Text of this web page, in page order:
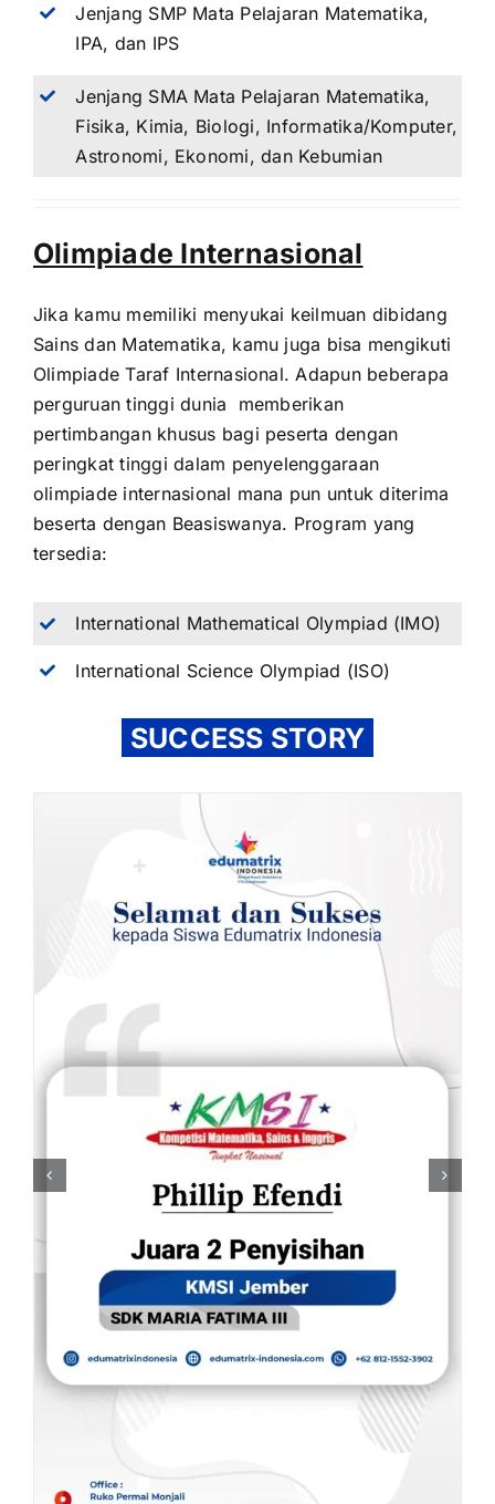
Jenjang SMP Mata Pelajaran Matematika,
IPA, dan IPS
Jenjang SMA Mata Pelajaran Matematika,
Fisika, Kimia, Biologi, Informatika/Komputer,
Astronomi, Ekonomi, dan Kebumian
Olimpiade Internasional
Jika kamu memiliki menyukai keilmuan dibidang
Sains dan Matematika, kamu juga bisa mengikuti
Olimpiade Taraf Internasional. Adapun beberapa
perguruan tinggi dunia memberikan
pertimbangan khusus bagi peserta dengan
peringkat tinggi dalam penyelenggaraan
olimpiade internasional mana pun untuk diterima
beserta dengan Beasiswanya. Program yang
tersedia:
International Mathematical Olympiad (IMO)
International Science Olympiad (ISO)
SUCCESS STORY